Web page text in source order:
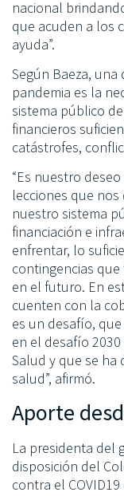
nacional
que acuden a los
ayuda”.
Según Baeza,
pandemia es la
sistema público
financieros
catástrofes,
“Es nuestro
lecciones que
nuestro sistema
financiación e
enfrentar, lo
contingencias
en el futuro. En
cuenten con la
es un desafío,
en el desafío
Salud y que se
salud”, afirmó.
Aporte
La presidenta del
disposición del
contra el